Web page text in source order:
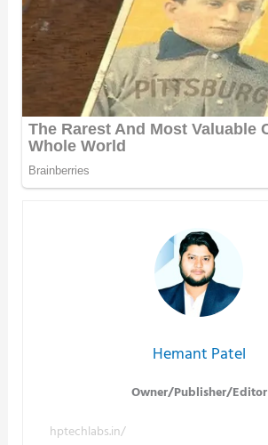
Hemant Patel
Owner/Publisher/Editor
hptechlabs.in/